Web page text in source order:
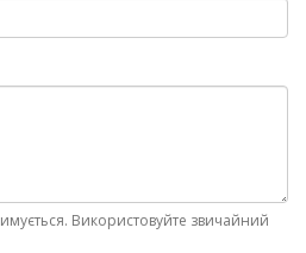
Використовуйте звичайний